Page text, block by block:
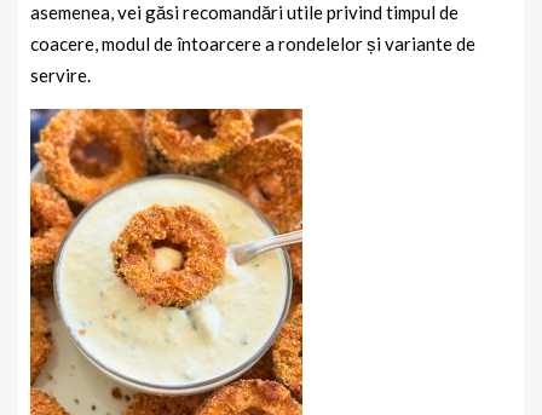
asemenea, vei găsi recomandări utile privind timpul de
coacere, modul de întoarcere a rondelelor și variante de
servire.